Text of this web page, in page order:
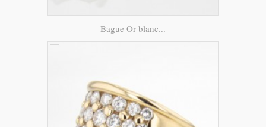
Bague Or blanc...